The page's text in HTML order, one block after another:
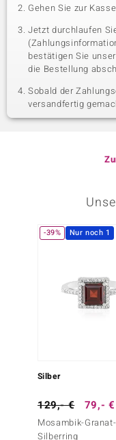
Gehen Sie zur
Jetzt durchlaufen
bestätigen Sie
die Bestellung
Sobald der
versandfertig
-39% Nur noch 1
Silber
129,- € 79,- €
Mosambik-Granat-
Silberring